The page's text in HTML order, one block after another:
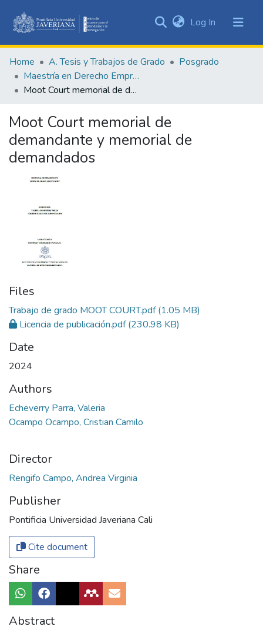
&
Collections
Statistics
Log In (current)
Home A. Tesis y Trabajos de Grado
Posgrado
Maestría en Derecho Empresarial
Moot Court memorial de demandante y memorial de demandados
Moot Court memorial de
demandante y memorial de
demandados
Files
Trabajo de grado MOOT COURT.pdf(1.05 MB)
Licencia de publicación.pdf(230.98 KB)
Date
2024
Authors
Echeverry Parra, Valeria
Ocampo Ocampo, Cristian Camilo
Director
Rengifo Campo, Andrea Virginia
Publisher
Pontificia Universidad Javeriana Cali
Cite document
Share
Abstract